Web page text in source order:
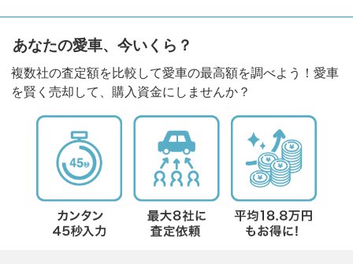
あなたの愛車、今いくら？
複数社の査定額を比較して愛車の最高額を調べよう！愛車
を賢く売却して、購入資金にしませんか？